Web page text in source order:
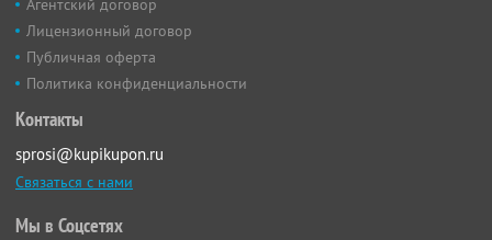
Агентский договор
Лицензионный договор
Публичная оферта
Политика конфиденциальности
Контакты
sprosi@kupikupon.ru
Связаться с нами
Мы в Соцсетях